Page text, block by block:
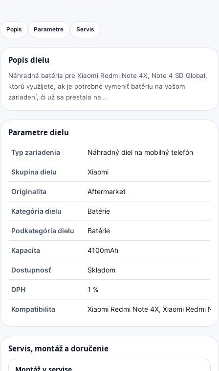
Popis Parametre Servis
Popis dielu
Náhradná batéria pre Xiaomi Redmi Note 4X, Note 4 SD Global,
ktorú využijete, ak je potrebné vymeniť batériu na vašom
zariadení, či už sa prestala na…
Parametre dielu
Typ zariadenia Náhradný diel na mobilný telefón
Skupina dielu Xiaomi
Originalita Aftermarket
Kategória dielu Batérie
Podkategória dielu Batérie
Kapacita 4100mAh
Dostupnosť Skladom
DPH 1 %
Kompatibilita Xiaomi Redmi Note 4X, Xiaomi Redmi
Servis, montáž a doručenie